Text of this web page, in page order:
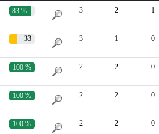
83 % 3 2 1
33
3 1 0
100 % 2 2 0
100 % 2 2 0
100 % 2 2 0